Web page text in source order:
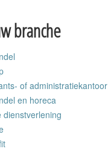
branche
of administratiekantoor
en horeca
dienstverlening